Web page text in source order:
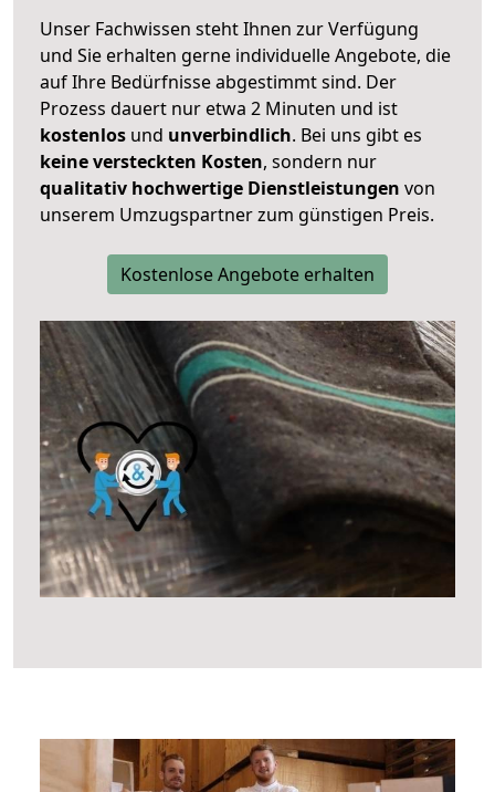
Unser Fachwissen steht Ihnen zur Verfügung
und Sie erhalten gerne individuelle Angebote, die
auf Ihre Bedürfnisse abgestimmt sind. Der
Prozess dauert nur etwa 2 Minuten und ist
kostenlos und unverbindlich. Bei uns gibt es
keine versteckten Kosten, sondern nur
qualitativ hochwertige Dienstleistungen von
unserem Umzugspartner zum günstigen Preis.
Kostenlose Angebote erhalten